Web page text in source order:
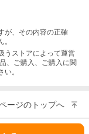
が、その内容の正確
うストアによって運営
、ご購入 、ご購入に関
。
ージのトップへ